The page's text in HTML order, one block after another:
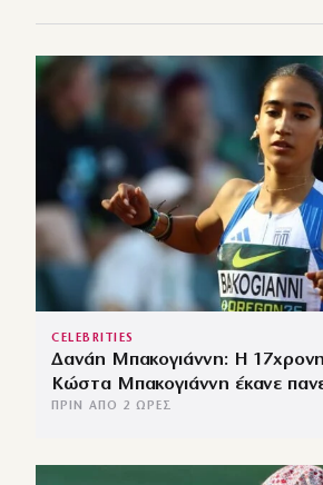
CELEBRITIES
Δανάη Μπακογιάννη: Η
Κώστα Μπακογιάννη έκανε
ΠΡΙΝ ΑΠΌ 2 ΏΡΕΣ